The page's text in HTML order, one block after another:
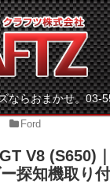
ならおまかせ。03-
Ford
V8 (S650)
探知機取り